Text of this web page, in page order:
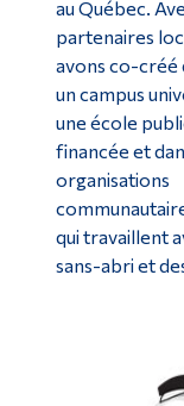
au Québec.
partenaires
avons co-créé
un campus
une école
financée et
organisations
qui travaillent
sans-abri et